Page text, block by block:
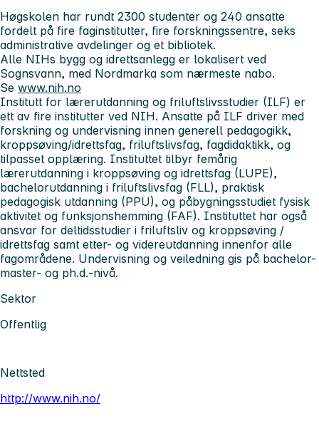
Høgskolen har rundt 2300 studenter og 240 ansatte
fordelt på fire faginstitutter, fire forskningssentre, seks
administrative avdelinger og et bibliotek.
Alle NIHs bygg og idrettsanlegg er lokalisert ved
Sognsvann, med Nordmarka som nærmeste nabo.
Se www.nih.no
Institutt for lærerutdanning og friluftslivsstudier (ILF) er
ett av fire institutter ved NIH. Ansatte på ILF driver med
forskning og undervisning innen generell pedagogikk,
kroppsøving/idrettsfag, friluftslivsfag, fagdidaktikk, og
tilpasset opplæring. Instituttet tilbyr femårig
lærerutdanning i kroppsøving og idrettsfag (LUPE),
bachelorutdanning i friluftslivsfag (FLL), praktisk
pedagogisk utdanning (PPU), og påbygningsstudiet fysisk
aktivitet og funksjonshemming (FAF). Instituttet har også
ansvar for deltidsstudier i friluftsliv og kroppsøving /
idrettsfag samt etter- og videreutdanning innenfor alle
fagområdene. Undervisning og veiledning gis på bachelor-
master- og ph.d.-nivå.
Sektor
Offentlig
Nettsted
http://www.nih.no/